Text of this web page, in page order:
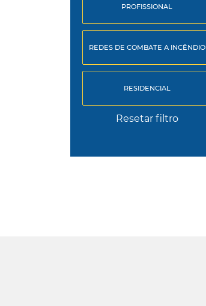
PROFISSIONAL
REDES DE COMBATE A INCÊNDIO
RESIDENCIAL
Resetar filtro